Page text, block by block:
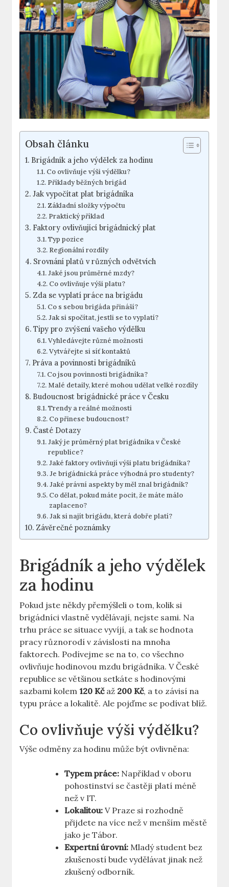
Obsah článku
Brigádník a jeho výdělek za hodinu
Co ovlivňuje výši výdělku?
Příklady běžných brigád
Jak vypočítat plat brigádníka
Základní složky výpočtu
Praktický příklad
Faktory ovlivňující brigádnický plat
Typ pozice
Regionální rozdíly
Srovnání platů v různých odvětvích
Jaké jsou průměrné mzdy?
Co ovlivňuje výši platu?
Zda se vyplatí práce na brigádu
Co s sebou brigáda přináší?
Jak si spočítat, jestli se to vyplatí?
Tipy pro zvýšení vašeho výdělku
Vyhledávejte různé možnosti
Vytvářejte si síť kontaktů
Práva a povinnosti brigádníků
Co jsou povinnosti brigádníka?
Malé detaily, které mohou udělat velké rozdíly
Budoucnost brigádnické práce v Česku
Trendy a reálné možnosti
Co přinese budoucnost?
Časté Dotazy
Jaký je průměrný plat brigádníka v České
republice?
Jaké faktory ovlivňují výši platu brigádníka?
Je brigádnická práce výhodná pro studenty?
Jaké právní aspekty by měl znal brigádník?
Co dělat, pokud máte pocit, že máte málo
zaplaceno?
Jak si najít brigádu, která dobře platí?
Závěrečné poznámky
Brigádník a jeho výdělek
za hodinu
Pokud jste někdy přemýšleli o tom, kolik si
brigádníci vlastně vydělávají, nejste sami. Na
trhu práce se situace vyvíjí, a tak se hodnota
pracy různorodí v závislosti na mnoha
faktorech. Podívejme se na to, co všechno
ovlivňuje hodinovou mzdu brigádníka. V České
republice se většinou setkáte s hodinovými
sazbami kolem 120 Kčaž 200 Kč, a to závisí na
typu práce a lokalitě. Ale pojďme se podívat blíž.
Co ovlivňuje výši výdělku?
Výše odměny za hodinu může být ovlivněna:
Typem práce: Například v oboru
pohostinství se častěji platí méně
než v IT.
Lokalitou: V Praze si rozhodně
přijdete na více než v menším městě
jako je Tábor.
Expertní úrovní: Mladý student bez
zkušeností bude vydělávat jinak než
zkušený odborník.